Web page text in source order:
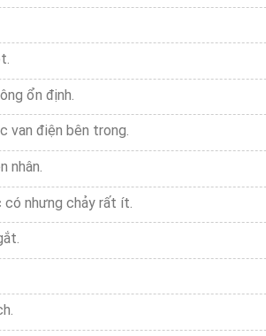
ổn định.
van điện bên trong.
nhân.
nhưng chảy rất ít.